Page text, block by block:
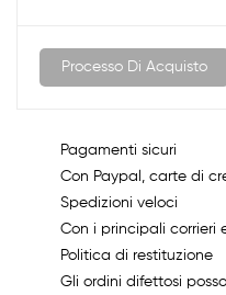
Processo Di Acquisto
Pagamenti sicuri
Con Paypal, carte di
Spedizioni veloci
Con i principali corrieri
Politica di restituzione
Gli ordini difettosi